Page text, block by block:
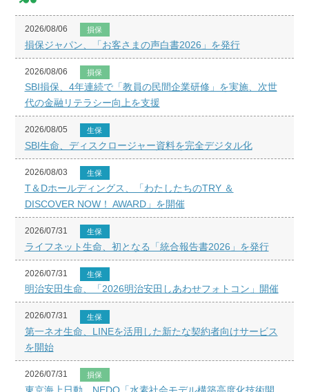
2026/08/06 損保
損保ジャパン、「お客さまの声白書2026」を発行
2026/08/06 損保
SBI損保、4年連続で「教員の民間企業研修」を実施、次世
代の金融リテラシー向上を支援
2026/08/05 生保
SBI生命、ディスクロージャー資料を完全デジタル化
2026/08/03 生保
T＆Dホールディングス、「わたしたちのTRY ＆
DISCOVER NOW！ AWARD」を開催
2026/07/31 生保
ライフネット生命、初となる「統合報告書2026」を発行
2026/07/31 生保
明治安田生命、「2026明治安田しあわせフォトコン」開催
2026/07/31 生保
第一ネオ生命、LINEを活用した新たな契約者向けサービス
を開始
2026/07/31 損保